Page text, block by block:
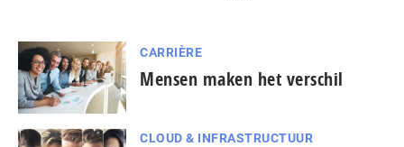
CARRIÈRE
Mensen maken het verschil
CLOUD & INFRASTRUCTUUR